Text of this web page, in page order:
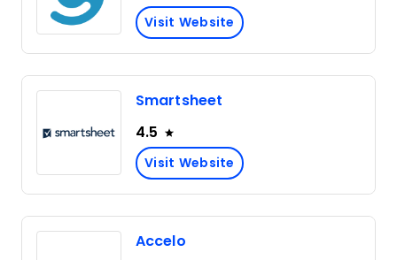
Visit Website
Smartsheet
4.5
Visit Website
Accelo